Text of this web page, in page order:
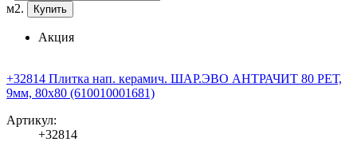
м2.
Купить
Акция
+32814 Плитка нап. керамич. ШАР.ЭВО АНТРАЧИТ 80 РЕТ,
9мм, 80x80 (610010001681)
Артикул:
+32814